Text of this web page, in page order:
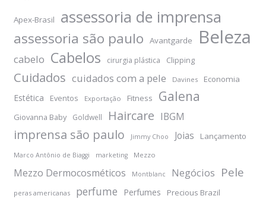
Apex-Brasil assessoria de imprensa
assessoria são paulo Avantgarde Beleza
cabelo Cabelos cirurgia plástica Clipping
Cuidados cuidados com a pele Davines Economia
Estética Eventos Exportação Fitness Galena
Giovanna Baby Goldwell Haircare IBGM
imprensa são paulo Jimmy Choo Joias Lançamento
Marco Antônio de Biaggi marketing Mezzo
Mezzo Dermocosméticos Montblanc Negócios Pele
peras americanas perfume Perfumes Precious Brazil